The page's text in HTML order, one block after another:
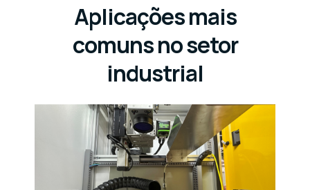
Aplicações mais
comuns no setor
industrial